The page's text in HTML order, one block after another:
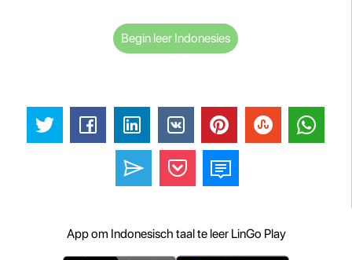
Begin leer Indonesies
App om Indonesisch taal te leer LinGo Play